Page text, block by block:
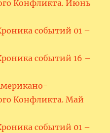
Конфликта. Июнь
событий 01 –
событий 16 –
Конфликта. Май
событий 01 –